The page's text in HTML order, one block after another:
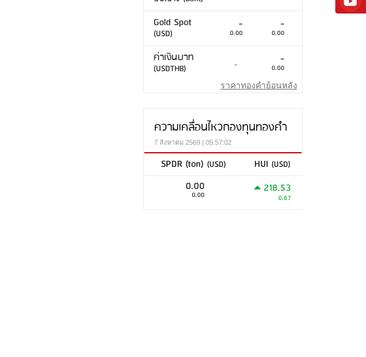
Gold Spot
(USD)
-
0.00
-
0.00
ค่าเงินบาท
(USDTHB) - -
0.00
ราคาทองคำย้อนหลัง
ความเคลื่อนไหวกองทุนทองคำ
7 สิงหาคม 2569 | 05:57:02
SPDR (ton) (USD) HUI (USD)
0.00
0.00 218.53
0.67